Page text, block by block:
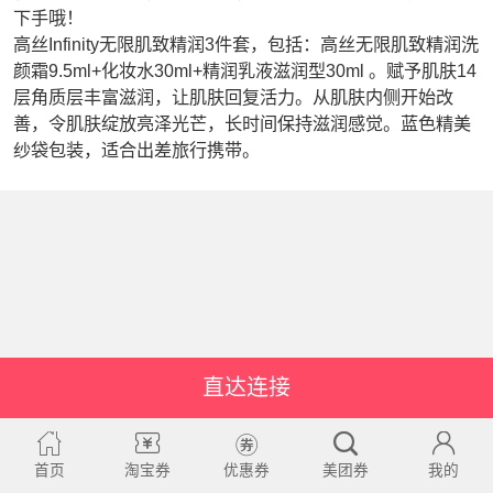
下手哦！
高丝Infinity无限肌致精润3件套，包括：高丝无限肌致精润洗
颜霜9.5ml+化妆水30ml+精润乳液滋润型30ml 。赋予肌肤14
层角质层丰富滋润，让肌肤回复活力。从肌肤内侧开始改
善，令肌肤绽放亮泽光芒，长时间保持滋润感觉。蓝色精美
纱袋包装，适合出差旅行携带。
直达连接
首页 淘宝券 优惠券 美团券 我的